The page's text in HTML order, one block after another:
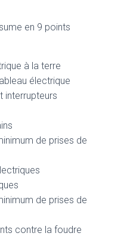
en 9 points
à la terre
électrique
interrupteurs
de prises de
de prises de
contre la foudre